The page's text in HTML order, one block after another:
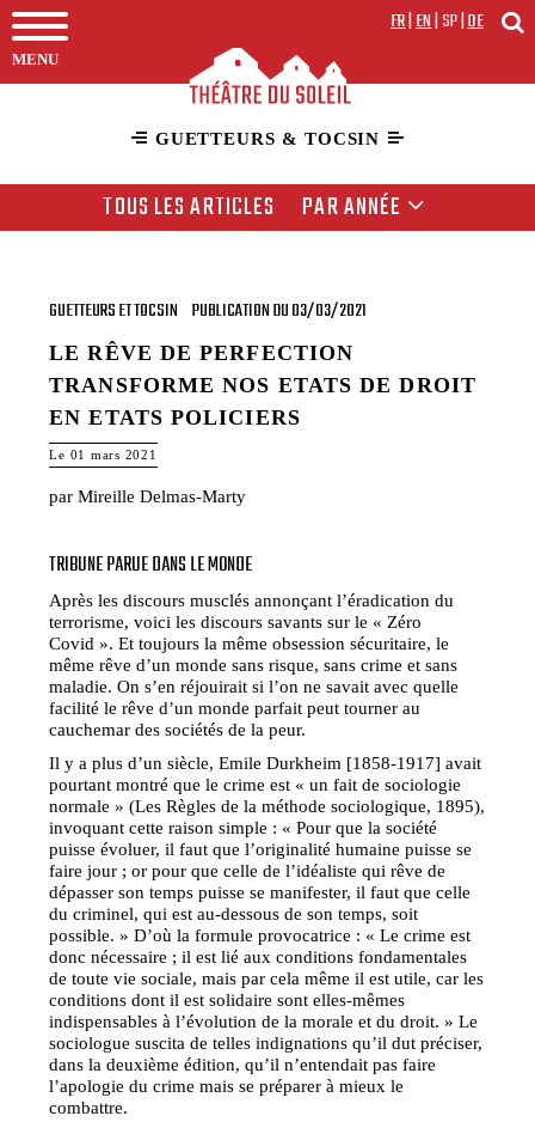
MENU
FR|EN|SP|DE
GUETTEURS & TOCSIN
TOUS LES ARTICLES PAR ANNÉE
GUETTEURS ET TOCSIN PUBLICATION DU 03/03/2021
LE RÊVE DE PERFECTION
TRANSFORME NOS ETATS DE DROIT
EN ETATS POLICIERS
Le 01 mars 2021
par Mireille Delmas-Marty
TRIBUNE PARUE DANS LE MONDE
Après les discours musclés annonçant l’éradication du
terrorisme, voici les discours savants sur le « Zéro
Covid ». Et toujours la même obsession sécuritaire, le
même rêve d’un monde sans risque, sans crime et sans
maladie. On s’en réjouirait si l’on ne savait avec quelle
facilité le rêve d’un monde parfait peut tourner au
cauchemar des sociétés de la peur.
Il y a plus d’un siècle, Emile Durkheim [1858-1917] avait
pourtant montré que le crime est « un fait de sociologie
normale » (Les Règles de la méthode sociologique, 1895),
invoquant cette raison simple : « Pour que la société
puisse évoluer, il faut que l’originalité humaine puisse se
faire jour ; or pour que celle de l’idéaliste qui rêve de
dépasser son temps puisse se manifester, il faut que celle
du criminel, qui est au-dessous de son temps, soit
possible. » D’où la formule provocatrice : « Le crime est
donc nécessaire ; il est lié aux conditions fondamentales
de toute vie sociale, mais par cela même il est utile, car les
conditions dont il est solidaire sont elles-mêmes
indispensables à l’évolution de la morale et du droit. » Le
sociologue suscita de telles indignations qu’il dut préciser,
dans la deuxième édition, qu’il n’entendait pas faire
l’apologie du crime mais se préparer à mieux le
combattre.